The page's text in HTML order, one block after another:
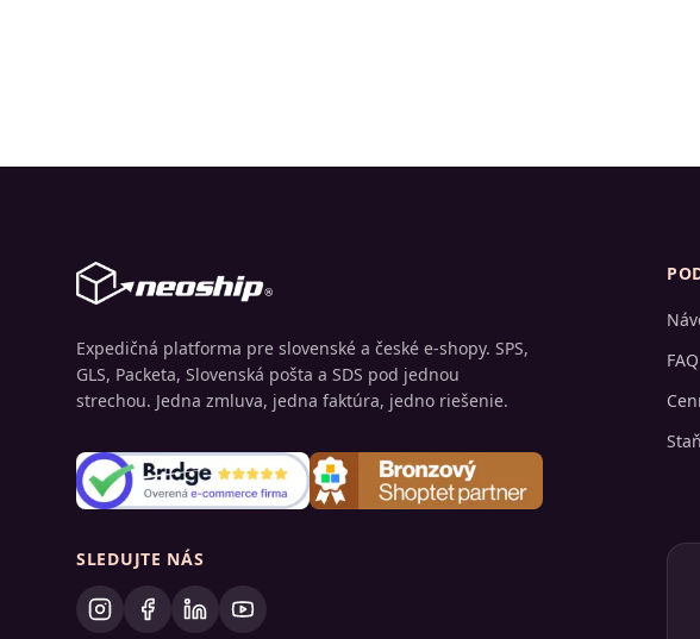
Expedičná platforma pre slovenské a české e-shopy. SPS,
GLS, Packeta, Slovenská pošta a SDS pod jednou
strechou. Jedna zmluva, jedna faktúra, jedno riešenie.
SLEDUJTE NÁS
FAQ